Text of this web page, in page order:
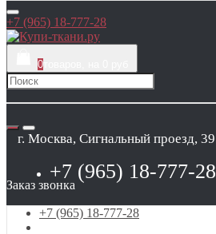
+7 (965) 18-777-28
0
г. Москва, Сигнальный проезд, 39
+7 (965) 18-777-28
Заказ звонка
+7 (965) 18-777-28